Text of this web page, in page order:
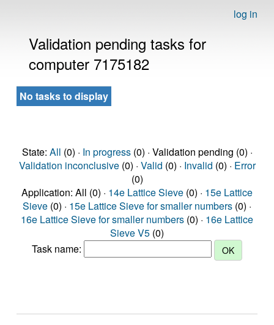
log in
Validation pending tasks for
computer 7175182
No tasks to display
State: All (0) · In progress(0) · Validation pending (0) ·
Validation inconclusive(0) · Valid (0) · Invalid (0) · Error
(0)
Application: All (0) · 14e Lattice Sieve (0) · 15e Lattice
Sieve (0) · 15e Lattice Sieve for smaller numbers (0) ·
16e Lattice Sieve for smaller numbers (0) · 16e Lattice
Sieve V5 (0)
Task name: